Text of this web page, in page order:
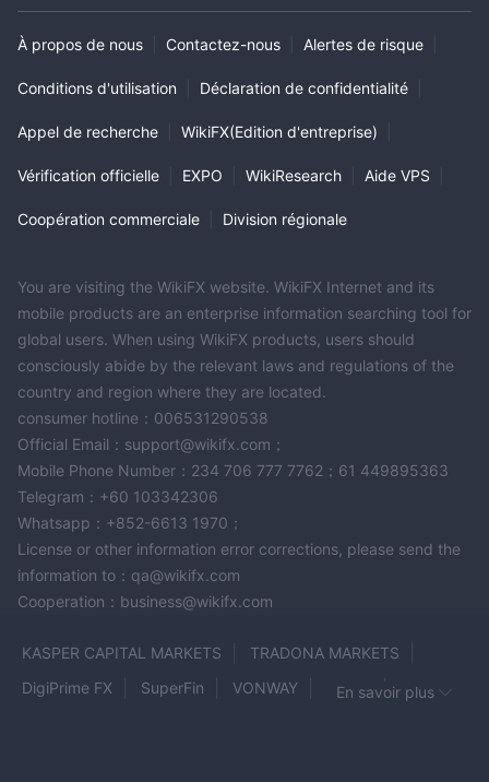
À propos de nous Contactez-nous Alertes de risque
Conditions d'utilisation Déclaration de confidentialité
Appel de recherche WikiFX(Edition d'entreprise)
Vérification officielle EXPO WikiResearch Aide VPS
Coopération commerciale Division régionale
You are visiting the WikiFX website. WikiFX Internet and its
mobile products are an enterprise information searching tool for
global users. When using WikiFX products, users should
consciously abide by the relevant laws and regulations of the
country and region where they are located.
consumer hotline：006531290538
Official Email：support@wikifx.com；
Mobile Phone Number：234 706 777 7762；61 449895363
Telegram：+60 103342306
Whatsapp：+852-6613 1970；
License or other information error corrections, please send the
information to：qa@wikifx.com
Cooperation：business@wikifx.com
KASPER CAPITAL MARKETS
TRADONA MARKETS
DigiPrime FX
SuperFin VONWAY
Jetafx
En savoir plus